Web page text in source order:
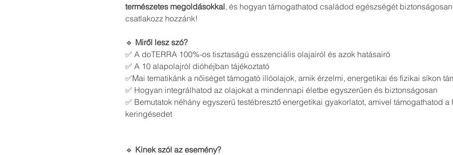
természetes megoldásokkal, és hogyan támogathatod családod egészségét
csatlakozz hozzánk!
🔹 Miről lesz szó?
✅ A doTERRA 100%-os tisztaságú esszenciális olajairól és azok hatásairó
✅ A 10 alapolajról dióhéjban tájékoztató
✅Mai tematikánk a nőiséget támogató illóolajok, amik érzelmi, energetikai és fizikai síkon
✅ Hogyan integrálhatod az olajokat a mindennapi életbe egyszerűen és biztonságosan
✅ Bemutatok néhány egyszerű testébresztő energetikai gyakorlatot, amivel támogathatod a
keringésedet
🔹 Kinek szól az esemény?